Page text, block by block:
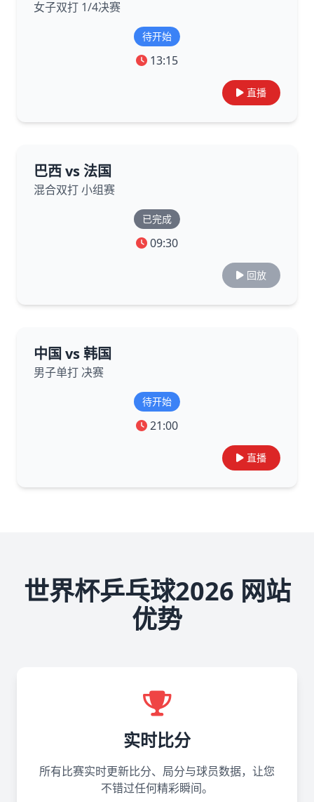
女子双打 1/4决赛
待开始
13:15
直播
巴西 vs 法国
混合双打 小组赛
已完成
09:30
回放
中国 vs 韩国
男子单打 决赛
待开始
21:00
直播
世界杯乒乓球2026 网站
优势
实时比分
所有比赛实时更新比分、局分与球员数据，让您
不错过任何精彩瞬间。